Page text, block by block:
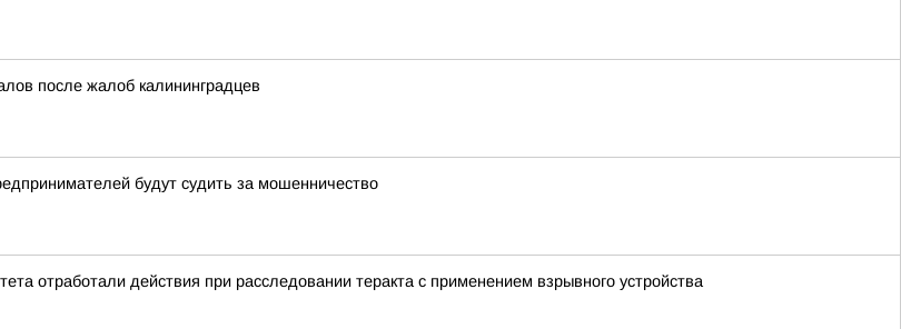
после жалоб калининградцев
будут судить за мошенничество
отработали действия при расследовании теракта с применением взрывного устройства